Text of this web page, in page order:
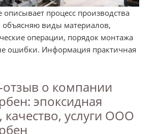
описывает процесс производства
объясняю виды материалов,
операции, порядок монтажа
ошибки. Информация практичная
о компании
эпоксидная
качество, услуги ООО